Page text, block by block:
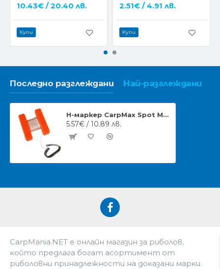
10.43€ / 20.40 лв.
Купи
2.51€ / 4.91 лв.
Купи
Последно разглеждани Най-разглеждани
Н-маркер CarpMax Spot Marker Large
5.57€ / 10.89 лв.
CarpMania.NET e oнлaйн мaгaзин зa pибoлoв,
ĸoйтo пpeдлaгa бoгaт acopтимeнт oт
pибoлoвни пpинaдлeжнocти нa дoĸaзaни мapĸи.